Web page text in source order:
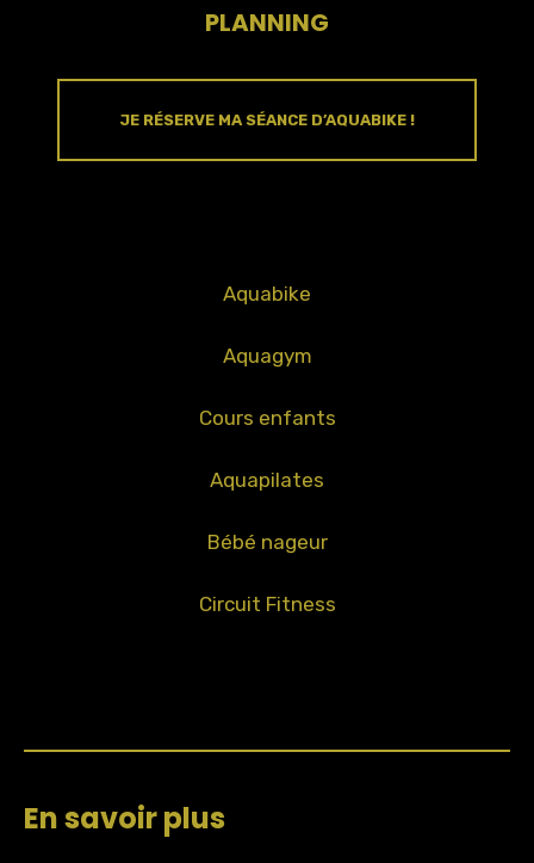
PLANNING
JE RÉSERVE MA SÉANCE D’AQUABIKE !
Aquabike
Aquagym
Cours enfants
Aquapilates
Bébé nageur
Circuit Fitness
En savoir plus